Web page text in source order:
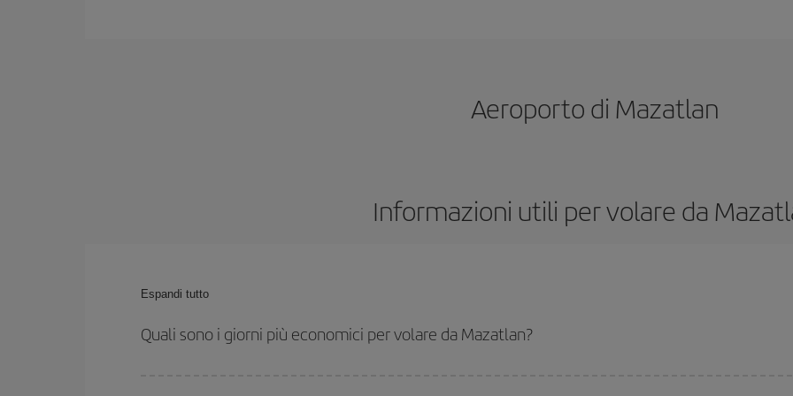
Aeroporto di Mazatlan
Informazioni utili per volare da
Espandi tutto
Quali sono i giorni più economici per volare da Mazatlan?